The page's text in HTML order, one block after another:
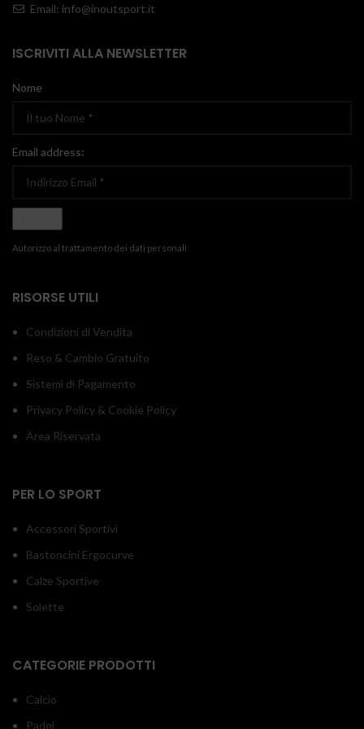
Email: info@inoutsport.it
ISCRIVITI ALLA NEWSLETTER
Nome
Email address:
Autorizzo al trattamento dei dati personali
RISORSE UTILI
Condizioni di Vendita
Reso & Cambio Gratuito
Sistemi di Pagamento
Privacy Policy & Cookie Policy
Area Riservata
PER LO SPORT
Accessori Sportivi
Bastoncini Ergocurve
Calze Sportive
Solette
CATEGORIE PRODOTTI
Calcio
Padel